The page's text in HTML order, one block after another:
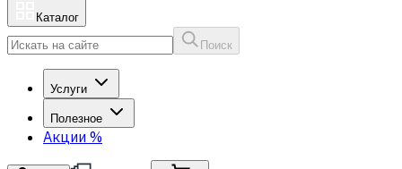
Каталог
Поиск
Услуги
Полезное
Акции %